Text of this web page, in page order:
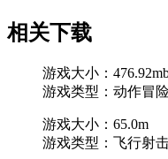
相关下载
游戏大小：
游戏类型：动作冒
游戏大小：65.0m
游戏类型：飞行射